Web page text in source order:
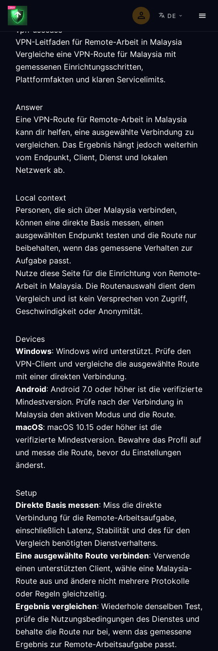
DE
vpn-usecase
VPN-Leitfaden für Remote-Arbeit in Malaysia
Vergleiche eine VPN-Route für Malaysia mit
gemessenen Einrichtungsschritten,
Plattformfakten und klaren Servicelimits.
Answer
Eine VPN-Route für Remote-Arbeit in Malaysia
kann dir helfen, eine ausgewählte Verbindung zu
vergleichen. Das Ergebnis hängt jedoch weiterhin
vom Endpunkt, Client, Dienst und lokalen
Netzwerk ab.
Local context
Personen, die sich über Malaysia verbinden,
können eine direkte Basis messen, einen
ausgewählten Endpunkt testen und die Route nur
beibehalten, wenn das gemessene Verhalten zur
Aufgabe passt.
Nutze diese Seite für die Einrichtung von Remote-
Arbeit in Malaysia. Die Routenauswahl dient dem
Vergleich und ist kein Versprechen von Zugriff,
Geschwindigkeit oder Anonymität.
Devices
Windows: Windows wird unterstützt. Prüfe den
VPN-Client und vergleiche die ausgewählte Route
mit einer direkten Verbindung.
Android: Android 7.0 oder höher ist die verifizierte
Mindestversion. Prüfe nach der Verbindung in
Malaysia den aktiven Modus und die Route.
macOS: macOS 10.15 oder höher ist die
verifizierte Mindestversion. Bewahre das Profil auf
und messe die Route, bevor du Einstellungen
änderst.
Setup
Direkte Basis messen: Miss die direkte
Verbindung für die Remote-Arbeitsaufgabe,
einschließlich Latenz, Stabilität und des für den
Vergleich benötigten Dienstverhaltens.
Eine ausgewählte Route verbinden: Verwende
einen unterstützten Client, wähle eine Malaysia-
Route aus und ändere nicht mehrere Protokolle
oder Regeln gleichzeitig.
Ergebnis vergleichen: Wiederhole denselben Test,
prüfe die Nutzungsbedingungen des Dienstes und
behalte die Route nur bei, wenn das gemessene
Ergebnis zur Remote-Arbeitsaufgabe passt.